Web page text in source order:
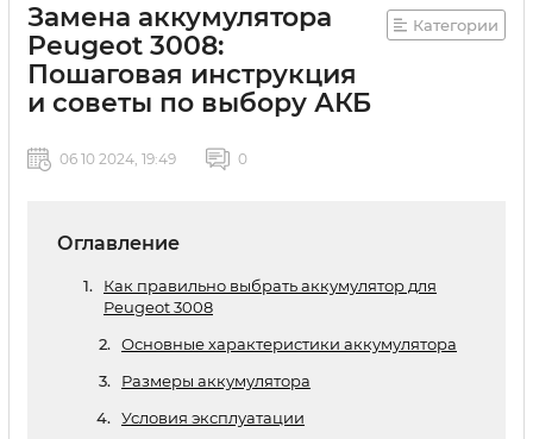
Замена аккумулятора
Peugeot 3008:
Пошаговая инструкция
и советы по выбору АКБ
Категории
06 10 2024, 19:49 0
Оглавление
Как правильно выбрать аккумулятор для
Peugeot 3008
Основные характеристики аккумулятора
Размеры аккумулятора
Условия эксплуатации